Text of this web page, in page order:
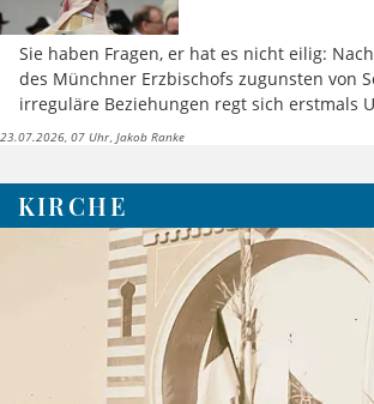
Sie haben Fragen, er hat es nicht eilig:
des Münchner Erzbischofs zugunsten von
irreguläre Beziehungen regt sich erstmals
23.07.2026, 07 Uhr Jakob Ranke
KIRCHE